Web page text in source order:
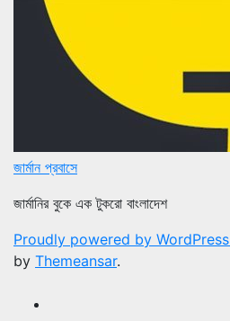
জার্মান প্রবাসে
জার্মানির বুকে এক টুকরো বাংলাদেশ
Proudly powered by WordPress
by Themeansar.